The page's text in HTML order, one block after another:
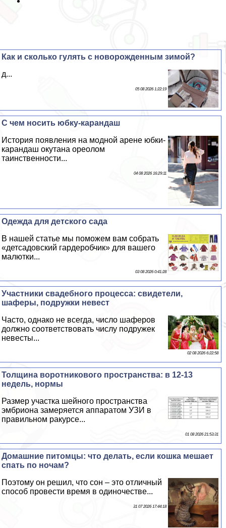
Как и сколько гулять с новорожденным зимой?
д...
05 08 2026 1:22:19
С чем носить юбку-карандаш
История появления на модной арене юбки-
карандаш окутана ореолом
таинственности...
04 08 2026 16:29:11
Одежда для детского сада
В нашей статье мы поможем вам собрать
«детсадовский гардеробчик» для вашего
малютки...
03 08 2026 0:41:28
Участники свадебного процесса: свидетели,
шаферы, подружки невест
Часто, однако не всегда, число шаферов
должно соответствовать числу подружек
невесты...
02 08 2026 6:22:58
Толщина воротникового прострaнcтва: в 12-13
недель, нормы
Размер участка шейного прострaнcтва
эмбриона замеряется аппаратом УЗИ в
правильном paкурсе...
01 08 2026 21:53:31
Домашние питомцы: что делать, если кошка мешает
спать по ночам?
Поэтому он решил, что сон – это отличный
способ провести время в одиночестве...
31 07 2026 17:44:18